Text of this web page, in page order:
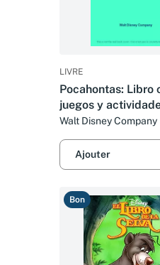
LIVRE
Pocahontas: Libro
juegos y
color
Walt Disney Company
Ajouter
Bon